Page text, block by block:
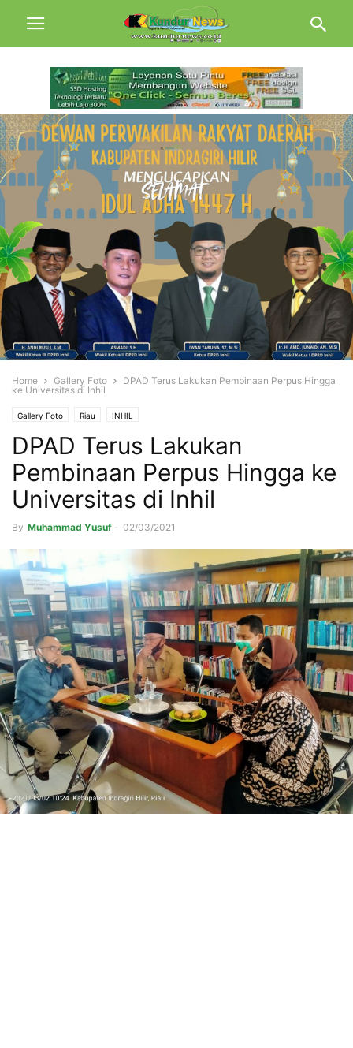
Home Gallery Foto
DPAD Terus Lakukan Pembinaan Perpus Hingga
ke Universitas di Inhil
Gallery Foto Riau INHIL
DPAD Terus Lakukan
Pembinaan Perpus Hingga ke
Universitas di Inhil
By Muhammad Yusuf - 02/03/2021